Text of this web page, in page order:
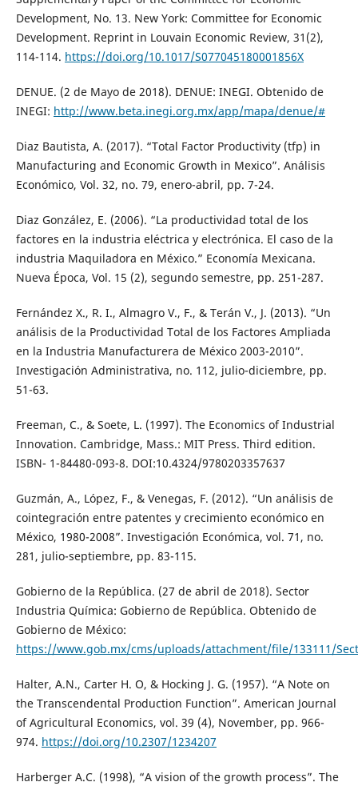
Development, No. 13. New York: Committee for Economic
Development. Reprint in Louvain Economic Review, 31(2),
114-114. https://doi.org/10.1017/S077045180001856X
DENUE. (2 de Mayo de 2018). DENUE: INEGI. Obtenido de
INEGI: http://www.beta.inegi.org.mx/app/mapa/denue/#
Diaz Bautista, A. (2017). “Total Factor Productivity (tfp) in
Manufacturing and Economic Growth in Mexico”. Análisis
Económico, Vol. 32, no. 79, enero-abril, pp. 7-24.
Diaz González, E. (2006). “La productividad total de los
factores en la industria eléctrica y electrónica. El caso de la
industria Maquiladora en México.” Economía Mexicana.
Nueva Época, Vol. 15 (2), segundo semestre, pp. 251-287.
Fernández X., R. I., Almagro V., F., & Terán V., J. (2013). “Un
análisis de la Productividad Total de los Factores Ampliada
en la Industria Manufacturera de México 2003-2010”.
Investigación Administrativa, no. 112, julio-diciembre, pp.
51-63.
Freeman, C., & Soete, L. (1997). The Economics of Industrial
Innovation. Cambridge, Mass.: MIT Press. Third edition.
ISBN- 1-84480-093-8. DOI:10.4324/9780203357637
Guzmán, A., López, F., & Venegas, F. (2012). “Un análisis de
cointegración entre patentes y crecimiento económico en
México, 1980-2008”. Investigación Económica, vol. 71, no.
281, julio-septiembre, pp. 83-115.
Gobierno de la República. (27 de abril de 2018). Sector
Industria Química: Gobierno de República. Obtenido de
Gobierno de México:
https://www.gob.mx/cms/uploads/attachment/file/133111/
Halter, A.N., Carter H. O, & Hocking J. G. (1957). “A Note on
the Transcendental Production Function”. American Journal
of Agricultural Economics, vol. 39 (4), November, pp. 966-
974. https://doi.org/10.2307/1234207
Harberger A.C. (1998), “A vision of the growth process”. The